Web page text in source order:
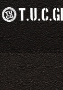
在庫車両情報
保証内容